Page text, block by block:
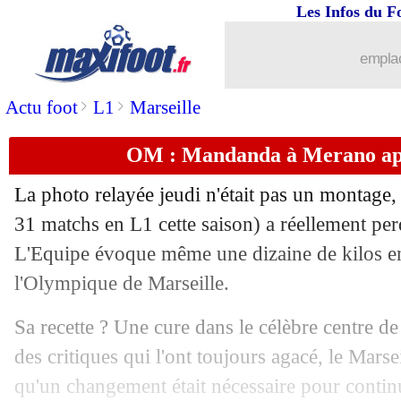
Actu foot> L1 > Marseille
Les Infos du
OM : Mandanda à Merano
La photo relayée jeudi n'était pas un montage,
31 matchs en L1 cette saison) a réellement
L'Equipe évoque même une dizaine de kilos
l'Olympique de Marseille.
Sa recette ? Une cure dans le célèbre centre
des critiques qui l'ont toujours agacé, le
qu'un changement était nécessaire pour
Sampdoria : Di Francesco nommé
22/06 Chelsea: Willian repousse un gros
22/06 Reims: le prometteur Rajkovic arrive
22/06 Barça : pas plus de 200 M€ pour
22/06 EdF (f) : le regret de Le Sommer pour
22/06 Real : Eriksen, Tottenham veut
PSG : Marquinhos ne sait pas pour